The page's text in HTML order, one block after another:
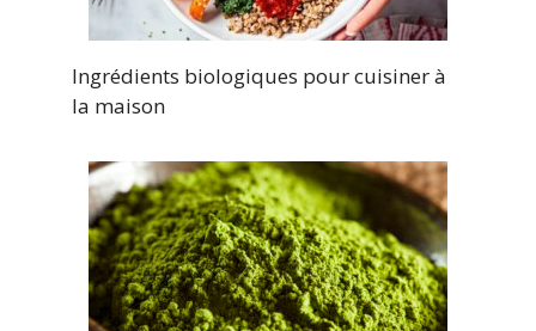
Ingrédients biologiques pour cuisiner à
la maison